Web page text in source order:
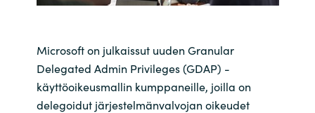
Hungary
Iceland
Microsoft on julkaissut uuden Granular
Delegated Admin Privileges (GDAP) -
käyttöoikeusmallin kumppaneille, joilla on
delegoidut järjestelmänvalvojan oikeudet